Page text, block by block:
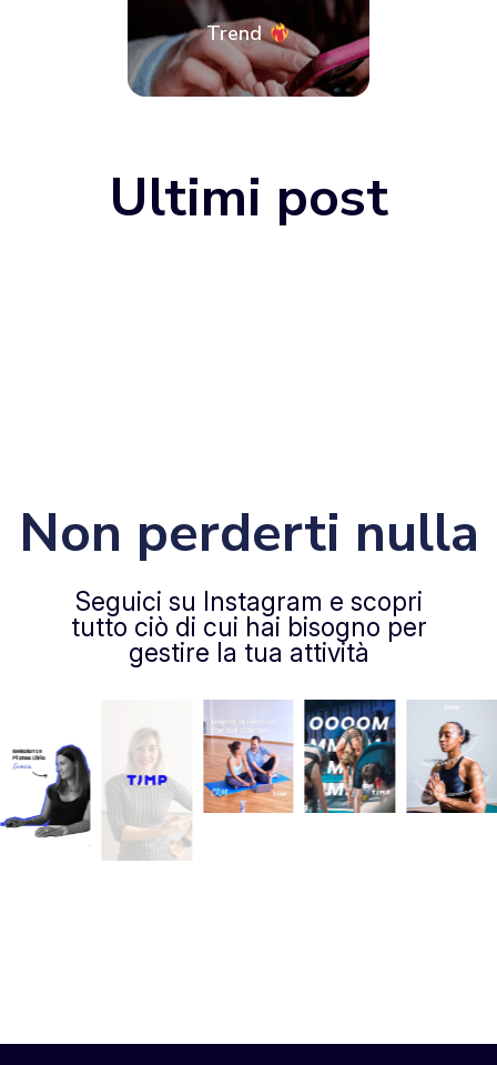
Trend
Ultimi post
Non perderti nulla
Seguici su Instagram e scopri
tutto ciò di cui hai bisogno per
gestire la tua attività